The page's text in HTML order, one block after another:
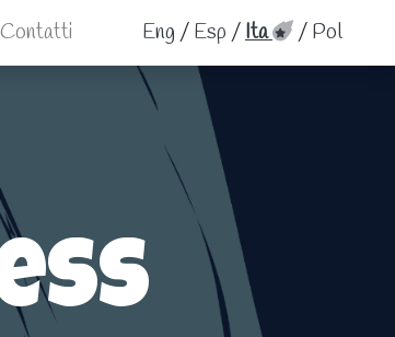
Contatti Eng /Esp /Ita /Pol